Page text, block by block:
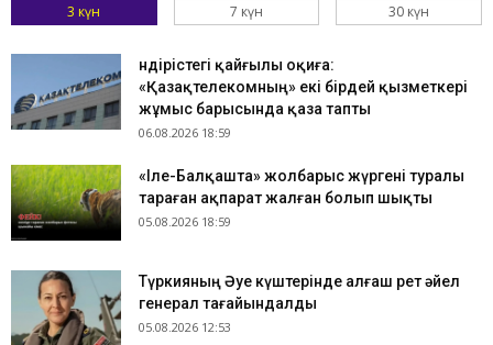
3 күн 7 күн 30 күн
Өндірістегі қайғылы оқиға:
«Қазақтелекомның» екі бірдей қызметкері
жұмыс барысында қаза тапты
06.08.2026 18:59
«Іле-Балқашта» жолбарыс жүргені туралы
тараған ақпарат жалған болып шықты
05.08.2026 18:59
Түркияның Әуе күштерінде алғаш рет әйел
генерал тағайындалды
05.08.2026 12:53